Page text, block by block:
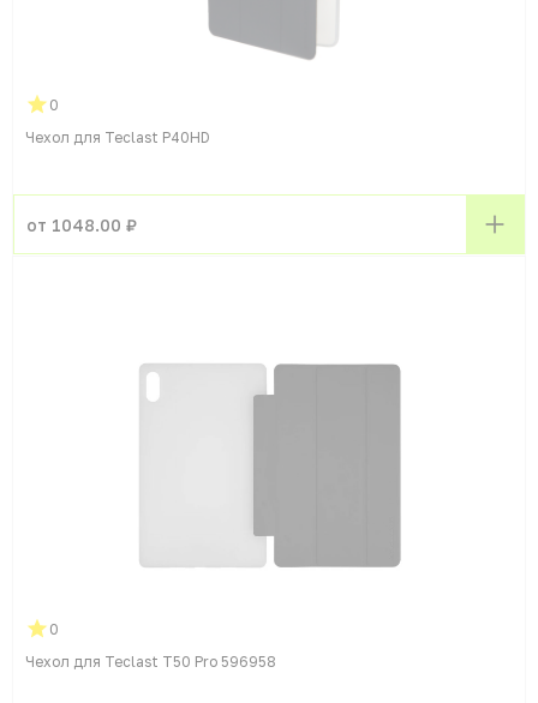
0
Чехол для Teclast P40HD
от 1048.00 ₽
0
Чехол для Teclast T50 Pro 596958